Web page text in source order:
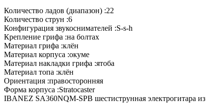
Количество ладов (диапазон) :22
Количество струн :6
Конфигурация звукоснимателей :S-s-h
Крепление грифа :на болтах
Материал грифа :клён
Материал корпуса :окуме
Материал накладки грифа :ятоба
Материал топа :клён
Ориентация :правосторонняя
Форма корпуса :Stratocaster
IBANEZ SA360NQM-SPB шестиструнная электрогитара из